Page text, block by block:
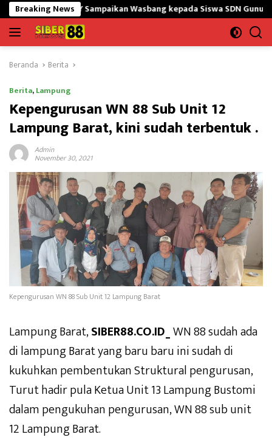
Langsung
ke
konten
Breaking News
Sampaikan Wasbang kepada Siswa SDN Gunung Susu
Beranda Berita
Berita,Lampung
Kepengurusan WN 88 Sub Unit 12
Lampung Barat, kini sudah terbentuk .
Admin
November 30, 2021
Kepengurusan WN 88 Sub Unit 12 Lampung Barat
Lampung Barat,SIBER88.CO.ID_WN 88 sudah ada
di lampung Barat yang baru baru ini sudah di
kukuhkan pembentukan Struktural pengurusan,
Turut hadir pula Ketua Unit 13 Lampung Bustomi
dalam pengukuhan pengurusan, WN 88 sub unit
12 Lampung Barat.